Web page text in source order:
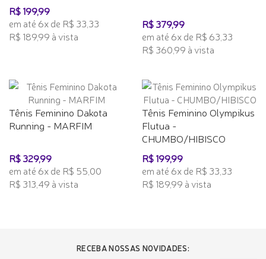
R$ 199,99
em até 6x de R$ 33,33
R$ 189,99 à vista
R$ 379,99
em até 6x de R$ 63,33
R$ 360,99 à vista
Tênis Feminino Dakota
Running - MARFIM
R$ 329,99
em até 6x de R$ 55,00
R$ 313,49 à vista
Tênis Feminino Olympikus
Flutua -
CHUMBO/HIBISCO
R$ 199,99
em até 6x de R$ 33,33
R$ 189,99 à vista
RECEBA NOSSAS NOVIDADES: